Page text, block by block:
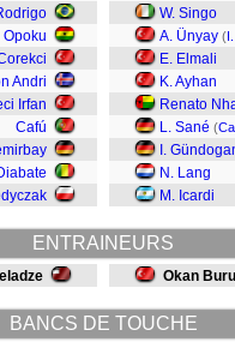
Opoku
Andri
Irfan
Cafú
W. Singo
A. Ünyay (
E. Elmali
K. Ayhan
Renato
L. Sané (
I.
N. Lang
M. Icardi
ENTRAINEURS
Okan
BANCS DE TOUCHE